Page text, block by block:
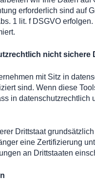
erforderlich sind auf
1 lit. f DSGVO
nicht
mit Sitz in
sind. Wenn diese
in
Drittstaat
eine Zertifizierung
an Drittstaaten